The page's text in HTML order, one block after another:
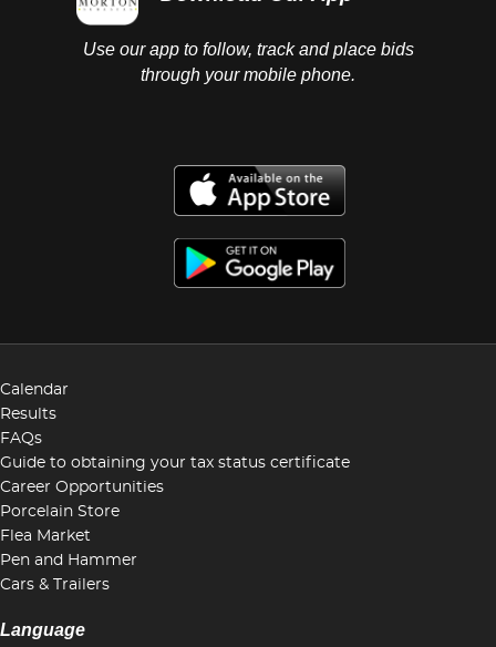
Use our app to follow, track and place bids
through your mobile phone.
Calendar
Results
FAQs
Guide to obtaining your tax status certificate
Career Opportunities
Porcelain Store
Flea Market
Pen and Hammer
Cars & Trailers
Language